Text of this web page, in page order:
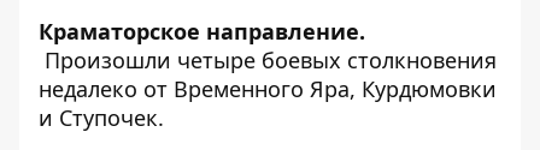
Краматорское направление.
Произошли четыре боевых столкновения
недалеко от Временного Яра, Курдюмовки
и Ступочек.